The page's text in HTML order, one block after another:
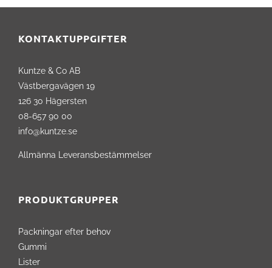
KONTAKTUPPGIFTER
Kuntze & Co AB
Västbergavägen 19
126 30 Hägersten
08-657 90 00
info@kuntze.se
Allmänna Leveransbestämmelser
PRODUKTGRUPPER
Packningar efter behov
Gummi
Lister